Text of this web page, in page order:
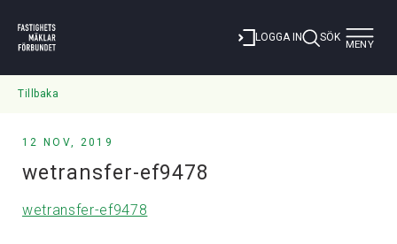
LOGGA IN SÖK Toggle
MENY
Tillbaka
12 NOV, 2019
wetransfer-ef9478
wetransfer-ef9478